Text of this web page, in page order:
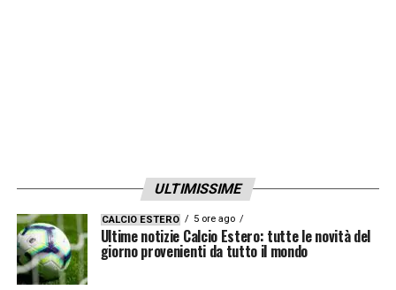
ULTIMISSIME
CALCIO ESTERO 5 ore ago
Ultime notizie Calcio Estero: tutte le novità del
giorno provenienti da tutto il mondo